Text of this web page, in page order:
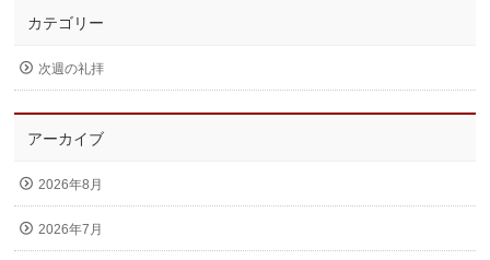
カテゴリー
次週の礼拝
アーカイブ
2026年8月
2026年7月